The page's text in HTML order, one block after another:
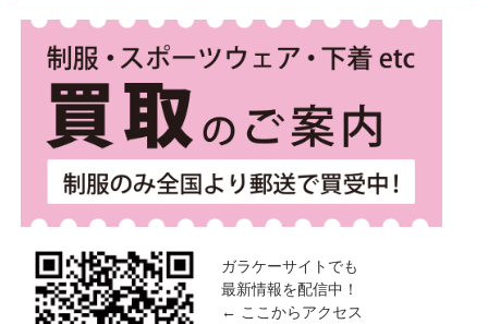
ガラケーサイトでも
最新情報を配信中！
← ここからアクセス